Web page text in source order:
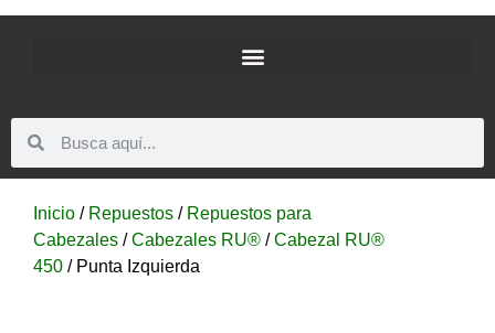
Inicio / Repuestos / Repuestos para
Cabezales /Cabezales RU® /Cabezal RU®
450 / Punta Izquierda